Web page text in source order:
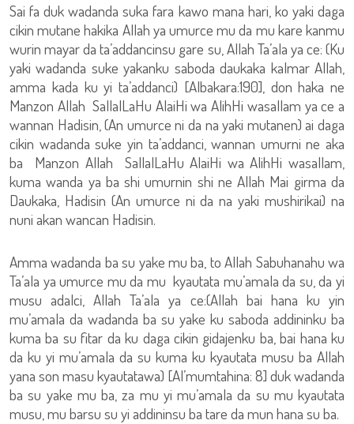
Sai fa duk wadanda suka fara kawo mana hari, ko yaki daga
cikin mutane hakika Allah ya umurce mu da mu kare kanmu
wurin mayar da ta’addancinsu gare su, Allah Ta’ala ya ce: (Ku
yaki wadanda suke yakanku saboda daukaka kalmar Allah,
amma kada ku yi ta’addanci) [Albakara:190], don haka ne
Manzon Allah SallalLaHu AlaiHi wa AlihHi wasallam ya ce a
wannan Hadisin, (An umurce ni da na yaki mutanen) ai daga
cikin wadanda suke yin ta’addanci, wannan umurni ne aka
ba Manzon Allah SallalLaHu AlaiHi wa AlihHi wasallam,
kuma wanda ya ba shi umurnin shi ne Allah Mai girma da
Daukaka, Hadisin (An umurce ni da na yaki mushirikai) na
nuni akan wancan Hadisin.
Amma wadanda ba su yake mu ba, to Allah Sabuhanahu wa
Ta’ala ya umurce mu da mu kyautata mu’amala da su, da yi
musu adalci, Allah Ta’ala ya ce:(Allah bai hana ku yin
mu’amala da wadanda ba su yake ku saboda addininku ba
kuma ba su fitar da ku daga cikin gidajenku ba, bai hana ku
da ku yi mu’amala da su kuma ku kyautata musu ba Allah
yana son masu kyautatawa) [Al’mumtahina: 8] duk wadanda
ba su yake mu ba, za mu yi mu’amala da su mu kyautata
musu, mu barsu su yi addininsu ba tare da mun hana su ba.